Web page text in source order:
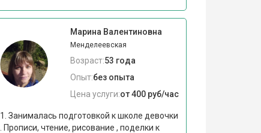
Марина Валентиновна
Менделеевская
Возраст:53 года
Опыт:без опыта
Цена услуги:от 400 руб/час
1. Занималась подготовкой к школе девочки
. Прописи, чтение, рисование , поделки к